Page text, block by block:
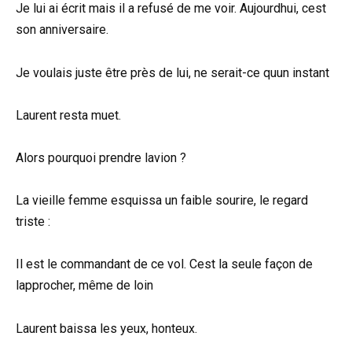
Je lui ai écrit mais il a refusé de me voir. Aujourdhui, cest
son anniversaire.
Je voulais juste être près de lui, ne serait-ce quun instant
Laurent resta muet.
Alors pourquoi prendre lavion ?
La vieille femme esquissa un faible sourire, le regard
triste :
Il est le commandant de ce vol. Cest la seule façon de
lapprocher, même de loin
Laurent baissa les yeux, honteux.